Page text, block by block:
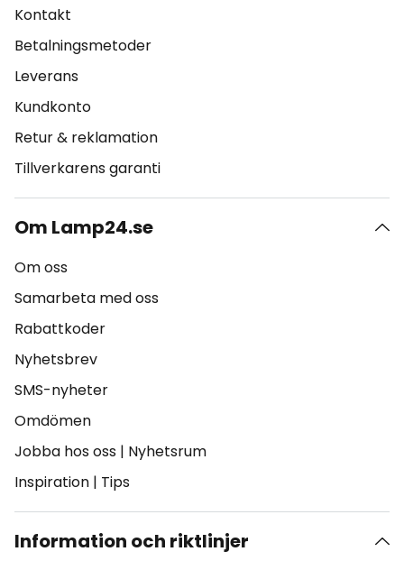
Kontakt
Betalningsmetoder
Leverans
Kundkonto
Retur & reklamation
Tillverkarens garanti
Om Lamp24.se
Om oss
Samarbeta med oss
Rabattkoder
Nyhetsbrev
SMS-nyheter
Omdömen
Jobba hos oss | Nyhetsrum
Inspiration | Tips
Information och riktlinjer